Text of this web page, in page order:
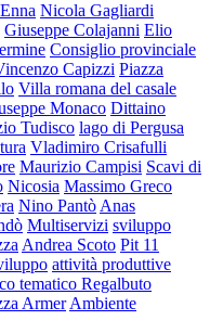
Nicola Gagliardi
Giuseppe Colajanni Elio
Consiglio provinciale
Capizzi Piazza
Villa romana del casale
Monaco Dittaino
Tudisco lago di Pergusa
Vladimiro Crisafulli
Maurizio Campisi Scavi di
Nicosia Massimo Greco
Nino Pantò Anas
Multiservizi sviluppo
Andrea Scoto Pit 11
attività produttive
tematico Regalbuto
Armer Ambiente